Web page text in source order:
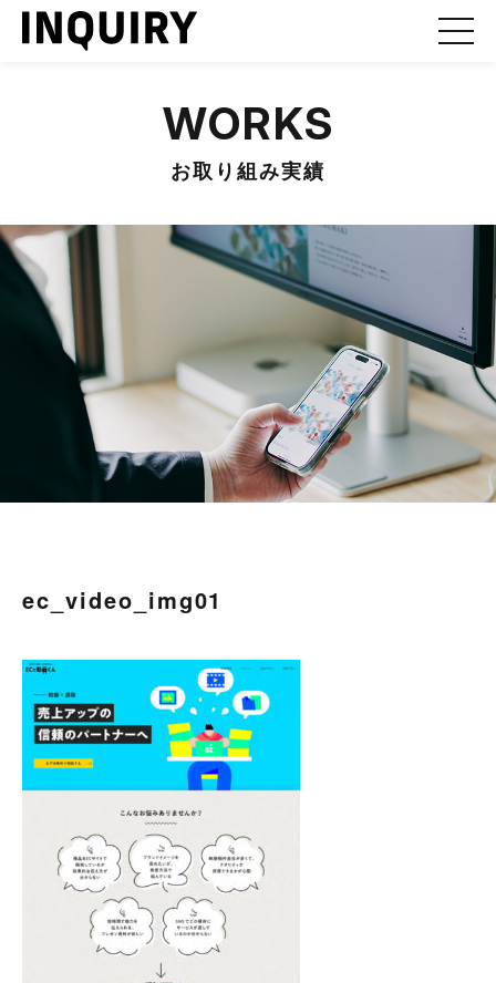
WORKS
お取り組み実績
ec_video_img01